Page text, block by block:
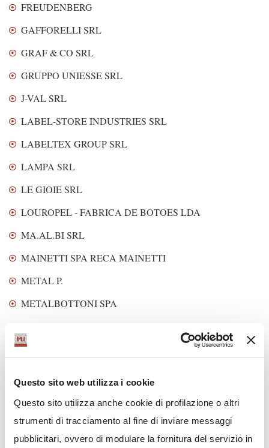
Questo sito web utilizza i cookie
Questo sito utilizza anche cookie di profilazione o altri
strumenti di tracciamento al fine di inviare messaggi
pubblicitari, ovvero di modulare la fornitura del servizio in
FREUDENBERG
GAFFORELLI SRL
GRAF & CO SRL
GRUPPO UNIESSE SRL
J-VAL SRL
LABEL-STORE INDUSTRIES SRL
LABELTEX GROUP SRL
LAMPA SRL
LE GIOIE SRL
LOUROPEL - FABRICA DE BOTOES LDA
MA.AL.BI SRL
MAINETTI SPA RECA MAINETTI
METAL P.
METALBOTTONI SPA
MYZIP SRL
NASTROTEX CUFRA SPA
PANAMA TRIMMINGS